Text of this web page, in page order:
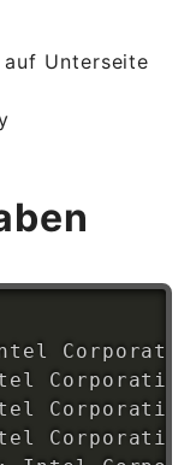
Unterseite
Corporation
Corporation